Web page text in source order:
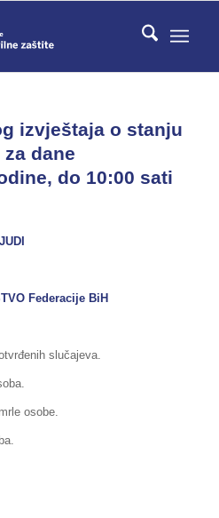
izvještaja o stanju
dane
do 10:00 sati
Federacije BiH
slučajeva.
osobe.